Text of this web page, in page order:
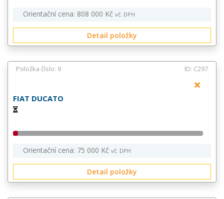
Orientační cena: 808 000 Kč vč. DPH
Detail položky
Položka číslo: 9 ID: C297
FIAT DUCATO
Orientační cena: 75 000 Kč vč. DPH
Detail položky